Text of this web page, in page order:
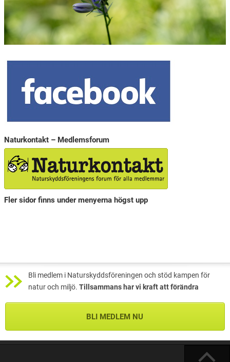
Naturkontakt – Medlemsforum
Fler sidor finns under menyerna högst upp
Bli medlem i Naturskyddsföreningen och stöd kampen för
natur och miljö. Tillsammans har vi kraft att förändra
BLI MEDLEM NU